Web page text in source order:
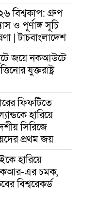
বিশ্বকাপ: গ্রুপ
ও পূর্ণাঙ্গ সূচি
| টাচবাংলাদেশ
জয়ে নকআউটে
যুক্তরাষ্ট্র
ফিফটিতে
হারিয়ে
সিরিজে
প্রথম জয়
হারিয়ে
এর চমক,
বিশ্বরেকর্ড